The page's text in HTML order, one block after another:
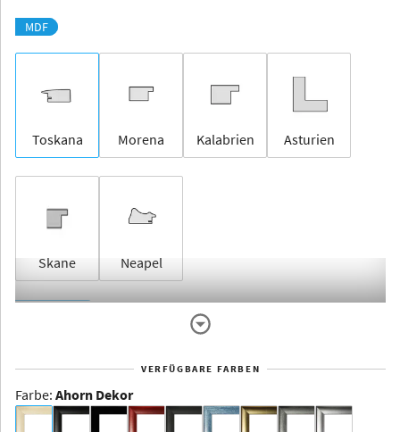
MDF
Toskana Morena Kalabrien Asturien
Skane Neapel
Dakota -
VERFÜGBARE FARBEN
Farbe: Ahorn Dekor